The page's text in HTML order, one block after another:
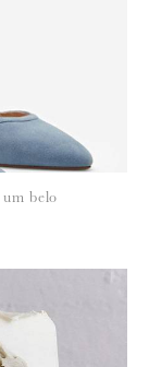
leia a nossa
belo